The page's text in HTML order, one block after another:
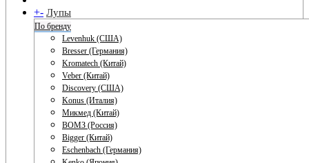
+- Лупы
По бренду
Levenhuk (США)
Bresser (Германия)
Kromatech (Китай)
Veber (Китай)
Discovery (США)
Konus (Италия)
Микмед (Китай)
ВОМЗ (Россия)
Bigger (Китай)
Eschenbach (Германия)